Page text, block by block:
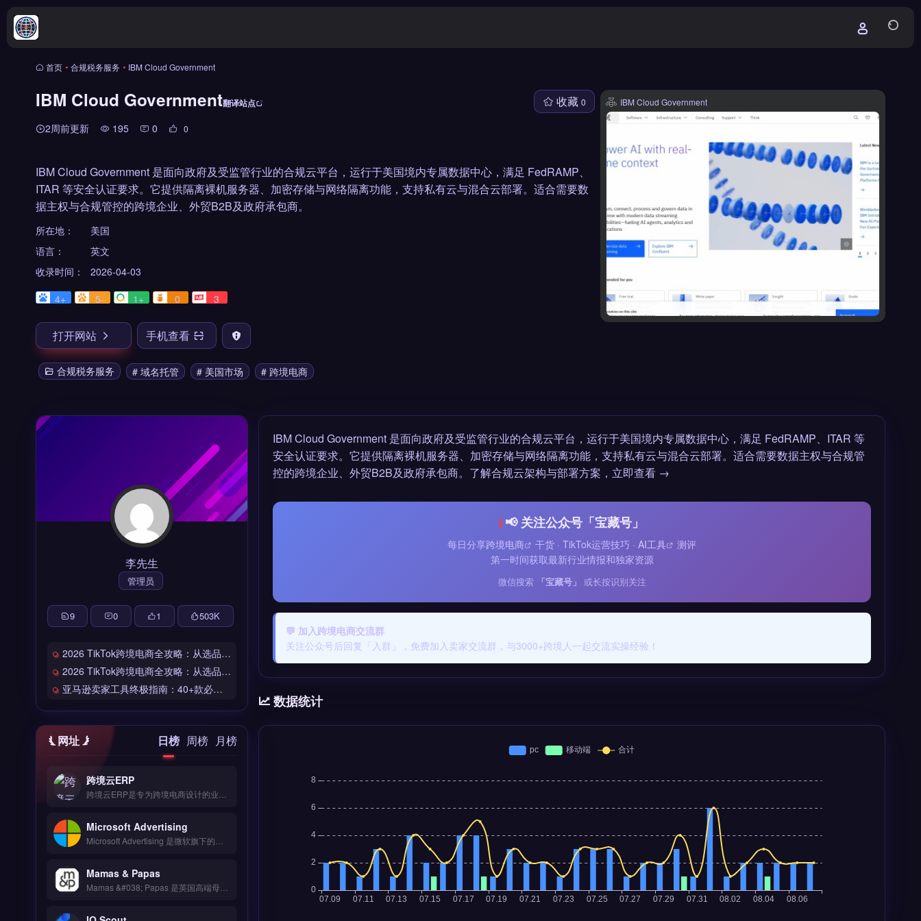
首页 • 合规税务服务 • IBM Cloud Government
IBM Cloud Government翻译站点
2周前更新 195 0 0
收藏 0
IBM Cloud Government 是面向政府及受监管行业的合规云平台，运行于美国境内专属数据中心，满足 FedRAMP、
ITAR 等安全认证要求。它提供隔离裸机服务器、加密存储与网络隔离功能，支持私有云与混合云部署。适合需要数
据主权与合规管控的跨境企业、外贸B2B及政府承包商。
所在地：
美国
语言：
英文
收录时间：
2026-04-03
4+
5- 1+ 0 3
打开网站 手机查看
合规税务服务 # 域名托管 # 美国市场 # 跨境电商
IBM Cloud Government
IBM Cloud Government 是面向政府及受监管行业的合规云平台，运行于美国境内专属数据中心，满足 FedRAMP、ITAR 等
安全认证要求。它提供隔离裸机服务器、加密存储与网络隔离功能，支持私有云与混合云部署。适合需要数据主权与合规管
控的跨境企业、外贸B2B及政府承包商。了解合规云架构与部署方案，立即查看 →
📢 关注公众号「宝藏号」
每日分享跨境电商 干货 · TikTok运营技巧 · AI工具
测评
第一时间获取最新行业情报和独家资源
微信搜索 「宝藏号」 或长按识别关注
💬 加入跨境电商交流群
关注公众号后回复「入群」，免费加入卖家交流群，与3000+跨境人一起交流实操经验！
数据统计
李先生
管理员
9 0 1 503K
2026 TikTok跨境电商全攻略：从选品到爆单的完整工具链
2026 TikTok跨境电商全攻略：从选品到爆单的完整工具链
亚马逊卖家工具终极指南：40+款必备工具全链路解析
网址 日榜 周榜 月榜
跨境云ERP
Microsoft Advertising
Mamas & Papas